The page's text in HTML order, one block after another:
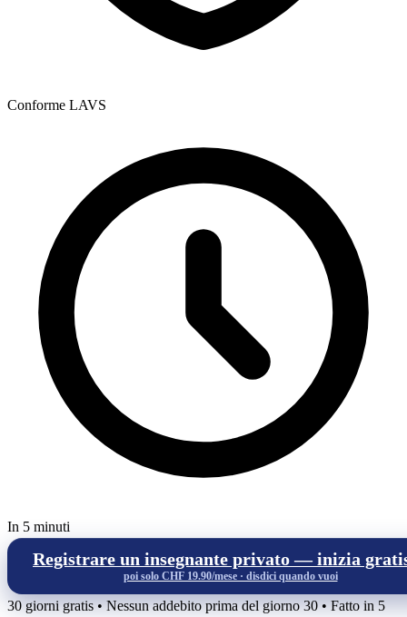
Conforme LAVS
In 5 minuti
Registrare un insegnante privato — inizia
poi solo CHF 19.90/mese · disdici quando vuoi
30 giorni gratis • Nessun addebito prima del giorno 30 • Fatto in 5